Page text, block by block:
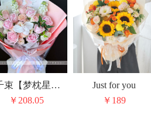
花千束【梦枕星河】
￥208.05
Just for you
￥189